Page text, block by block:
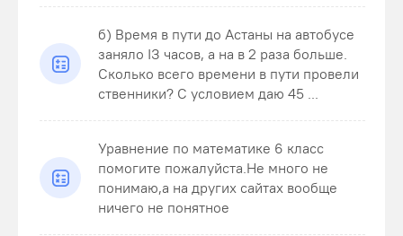
б) Время в пути до Астаны на автобусе
заняло ІЗ часов, а на в 2 раза больше.
Сколько всего времени в пути провели
ственники? С условием даю 45 ...
Уравнение по математике 6 класс
помогите пожалуйста.Не много не
понимаю,а на других сайтах вообще
ничего не понятное